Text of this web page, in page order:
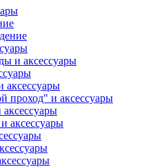
и аксессуары
аксессуары
проход" и аксессуары
аксессуары